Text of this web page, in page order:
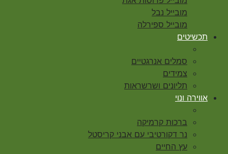
מובייל נבל
מובייל ספירלה
תכשיטים
סמלים אנרגטיים
צמידים
תליונים ושרשראות
אווירה ונוי
ברכות קרמיקה
נר דקורטיבי עם אבני קריסטל
עץ החיים